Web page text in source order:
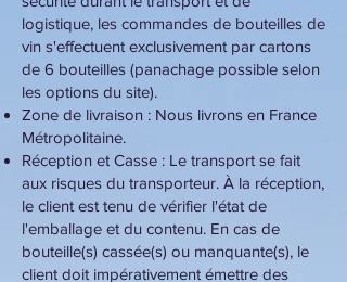
logistique, les commandes de bouteilles de
vin s'effectuent exclusivement par cartons
de 6 bouteilles (panachage possible selon
les options du site).
Zone de livraison : Nous livrons en France
Métropolitaine.
Réception et Casse : Le transport se fait
aux risques du transporteur. À la réception,
le client est tenu de vérifier l'état de
l'emballage et du contenu. En cas de
bouteille(s) cassée(s) ou manquante(s), le
client doit impérativement émettre des